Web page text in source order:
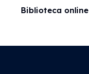
Biblioteca online